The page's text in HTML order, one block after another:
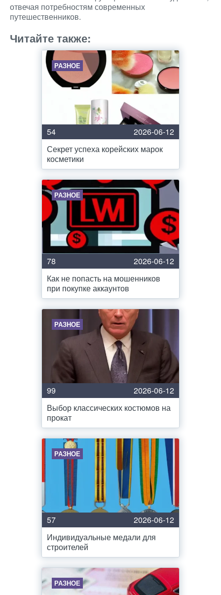
отвечая потребностям современных
путешественников.
Читайте также:
РАЗНОЕ
54
2026-06-12
Секрет успеха корейских марок
косметики
РАЗНОЕ
78
2026-06-12
Как не попасть на мошенников
при покупке аккаунтов
РАЗНОЕ
99
2026-06-12
Выбор классических костюмов на
прокат
РАЗНОЕ
57
2026-06-12
Индивидуальные медали для
строителей
РАЗНОЕ